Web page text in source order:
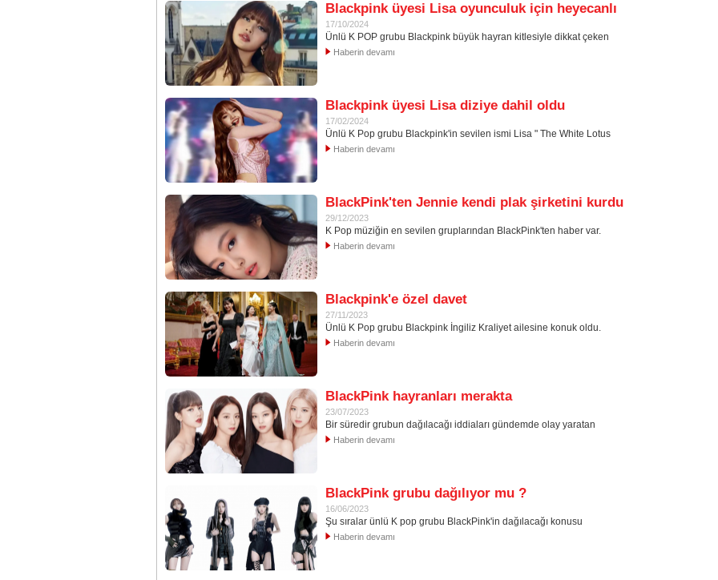
Blackpink üyesi Lisa oyunculuk için heyecanlı
17/10/2024
Ünlü K POP grubu Blackpink büyük hayran kitlesiyle dikkat çeken
Haberin devamı
Blackpink üyesi Lisa diziye dahil oldu
17/02/2024
Ünlü K Pop grubu Blackpink'in sevilen ismi Lisa " The White Lotus
Haberin devamı
BlackPink'ten Jennie kendi plak şirketini kurdu
29/12/2023
K Pop müziğin en sevilen gruplarından BlackPink'ten haber var.
Haberin devamı
Blackpink'e özel davet
27/11/2023
Ünlü K Pop grubu Blackpink İngiliz Kraliyet ailesine konuk oldu.
Haberin devamı
BlackPink hayranları merakta
23/07/2023
Bir süredir grubun dağılacağı iddiaları gündemde olay yaratan
Haberin devamı
BlackPink grubu dağılıyor mu ?
16/06/2023
Şu sıralar ünlü K pop grubu BlackPink'in dağılacağı konusu
Haberin devamı